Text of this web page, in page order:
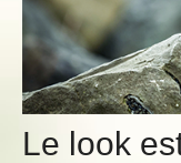
Le look